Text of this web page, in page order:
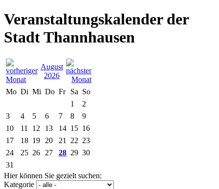
Veranstaltungskalender der
Stadt Thannhausen
August
2026
Mo Di Mi Do Fr Sa So
1
2
3
4 5 6 7 8
9
10
11 12 13 14 15 16
17
18 19 20 21 22 23
24
25 26 27 28 29 30
31
Hier können Sie gezielt suchen:
Kategorie